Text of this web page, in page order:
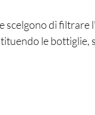
di filtrare
le